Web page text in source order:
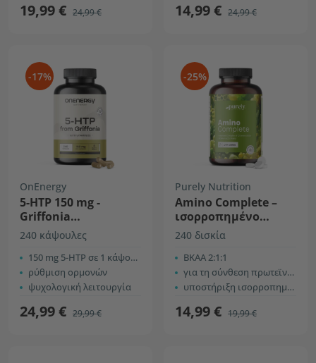
19,99 € 24,99 € 14,99 € 24,99 €
-17%
OnEnergy
5-HTP 150 mg -
Griffonia
Simplicifolia
240 κάψουλες
150 mg 5-HTP σε 1 κάψουλα
ρύθμιση ορμονών
ψυχολογική λειτουργία
24,99 € 29,99 €
-25%
Purely Nutrition
Amino Complete –
ισορροπημένο
σύμπλεγμα 12
240 δισκία
ΒΚΑΑ 2:1:1
για τη σύνθεση πρωτεϊνών στον οργανισμό
υποστήριξη ισορροπημένης διατροφής
14,99 € 19,99 €